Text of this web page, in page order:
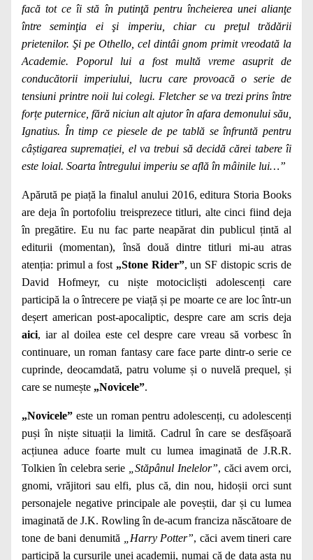
facă tot ce îi stă în putinţă pentru încheierea unei alianţe
între seminţia ei şi imperiu, chiar cu preţul trădării
prietenilor. Şi pe Othello, cel dintâi gnom primit vreodată la
Academie. Poporul lui a fost multă vreme asuprit de
conducătorii imperiului, lucru care provoacă o serie de
tensiuni printre noii lui colegi. Fletcher se va trezi prins între
forțe puternice, fără niciun alt ajutor în afara demonului său,
Ignatius. În timp ce piesele de pe tablă se înfruntă pentru
câștigarea supremației, el va trebui să decidă cărei tabere îi
este loial. Soarta întregului imperiu se află în mâinile lui…”
Apărută pe piață la finalul anului 2016, editura Storia Books
are deja în portofoliu treisprezece titluri, alte cinci fiind deja
în pregătire. Eu nu fac parte neapărat din publicul țintă al
editurii (momentan), însă două dintre titluri mi-au atras
atenția: primul a fost „Stone Rider”, un SF distopic scris de
David Hofmeyr, cu niște motocicliști adolescenți care
participă la o întrecere pe viață și pe moarte ce are loc într-un
deșert american post-apocaliptic, despre care am scris deja
aici, iar al doilea este cel despre care vreau să vorbesc în
continuare, un roman fantasy care face parte dintr-o serie ce
cuprinde, deocamdată, patru volume și o nuvelă prequel, și
care se numește „Novicele”.
„Novicele” este un roman pentru adolescenți, cu adolescenți
puși în niște situații la limită. Cadrul în care se desfășoară
acțiunea aduce foarte mult cu lumea imaginată de J.R.R.
Tolkien în celebra serie
„Stăpânul Inelelor”, căci avem orci,
gnomi, vrăjitori sau elfi, plus că, din nou, hidoșii orci sunt
personajele negative principale ale poveștii, dar și cu lumea
imaginată de J.K. Rowling în de-acum franciza născătoare de
tone de bani denumită
„Harry Potter”, căci avem tineri care
participă la cursurile unei academii, numai că de data asta nu